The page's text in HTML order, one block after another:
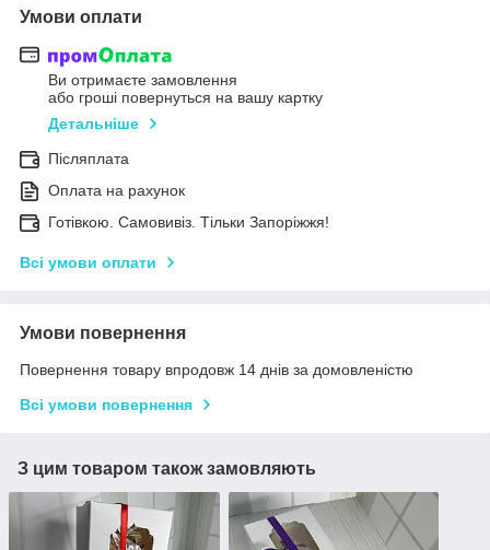
Умови оплати
Ви отримаєте замовлення
або гроші повернуться на вашу картку
Детальніше
Післяплата
Оплата на рахунок
Готівкою. Самовивіз. Тільки Запоріжжя!
Всі умови оплати
Умови повернення
Повернення товару впродовж 14 днів за домовленістю
Всі умови повернення
З цим товаром також замовляють